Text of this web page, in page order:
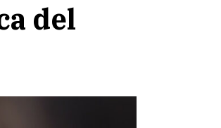
del